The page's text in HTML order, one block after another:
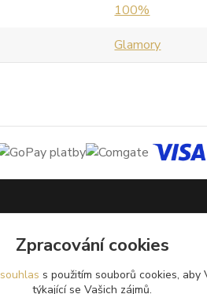
100%
Glamory
Podmínky užití webového rozhraní
Obchodní podmínky
Ochrana osobních údajů
Zpracování cookies
souhlas s použitím souborů cookies,
týkající se Vašich zájmů.